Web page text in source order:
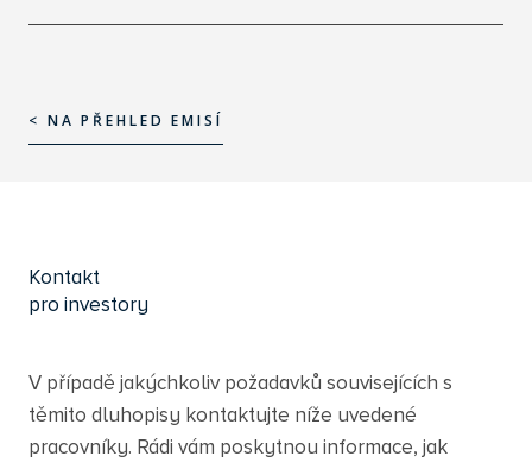
< NA PŘEHLED EMISÍ
Kontakt
pro investory
V případě jakýchkoliv požadavků souvisejících s
těmito dluhopisy kontaktujte níže uvedené
pracovníky. Rádi vám poskytnou informace, jak